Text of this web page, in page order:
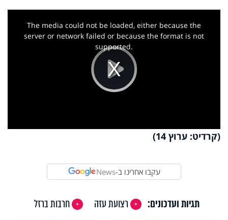
Play
Video
This
The media could not be loaded, either because the
server or network failed or because the format is not
supported.
(קרדיט: ערוץ 14)
עקבו אחרינו ב-News
תגיות ועדכונים: רצועת עזה
חרבות ברזל